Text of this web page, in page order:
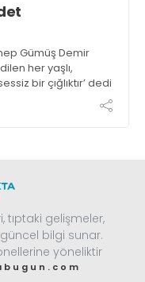
Gümüş Demir
her yaşlı,
bir çığlıktır’ dedi
tıptaki gelişmeler,
bilgi sunar.
yöneliktir